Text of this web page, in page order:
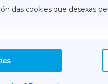
das cookies que desexas
HEMEROTECA